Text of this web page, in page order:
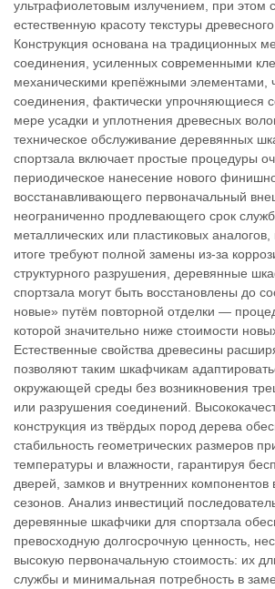
ультрафиолетовым излучением, при этом
естественную красоту текстуры древесного
Конструкция основана на традиционных
соединения, усиленных современными
механическими крепёжными элементами,
соединения, фактически упрочняющиеся
мере усадки и уплотнения древесных
техническое обслуживание деревянных
спортзала включает простые процедуры
периодическое нанесение нового
восстанавливающего первоначальный
неограниченно продлевающего срок
металлических или пластиковых
итоге требуют полной замены из-за
структурного разрушения, деревянные
спортзала могут быть восстановлены до
новые» путём повторной отделки —
которой значительно ниже стоимости
Естественные свойства древесины
позволяют таким шкафчикам
окружающей среды без возникновения
или разрушения соединений.
конструкция из твёрдых пород дерева
стабильность геометрических размеров
температуры и влажности, гарантируя
дверей, замков и внутренних компонентов
сезонов. Анализ инвестиций
деревянные шкафчики для спортзала
превосходную долгосрочную ценность,
высокую первоначальную стоимость: их
службы и минимальная потребность в